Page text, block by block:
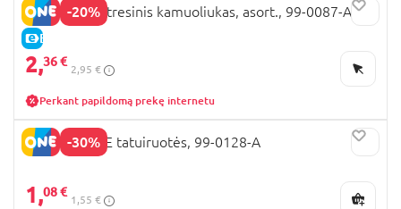
-20%
E-KAINA
BARBIE antistresinis kamuoliukas, asort., 99-0087-A
2,36 €
2,95 €
Perkant papildomą prekę internetu
-30%
BARBIE CORE tatuiruotės, 99-0128-A
1,08 €
1,55 €